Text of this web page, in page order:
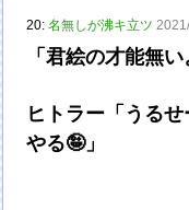
20:名無しが沸キ立ツ
「君絵の才能無い
ヒトラー「うる
やる🤪」